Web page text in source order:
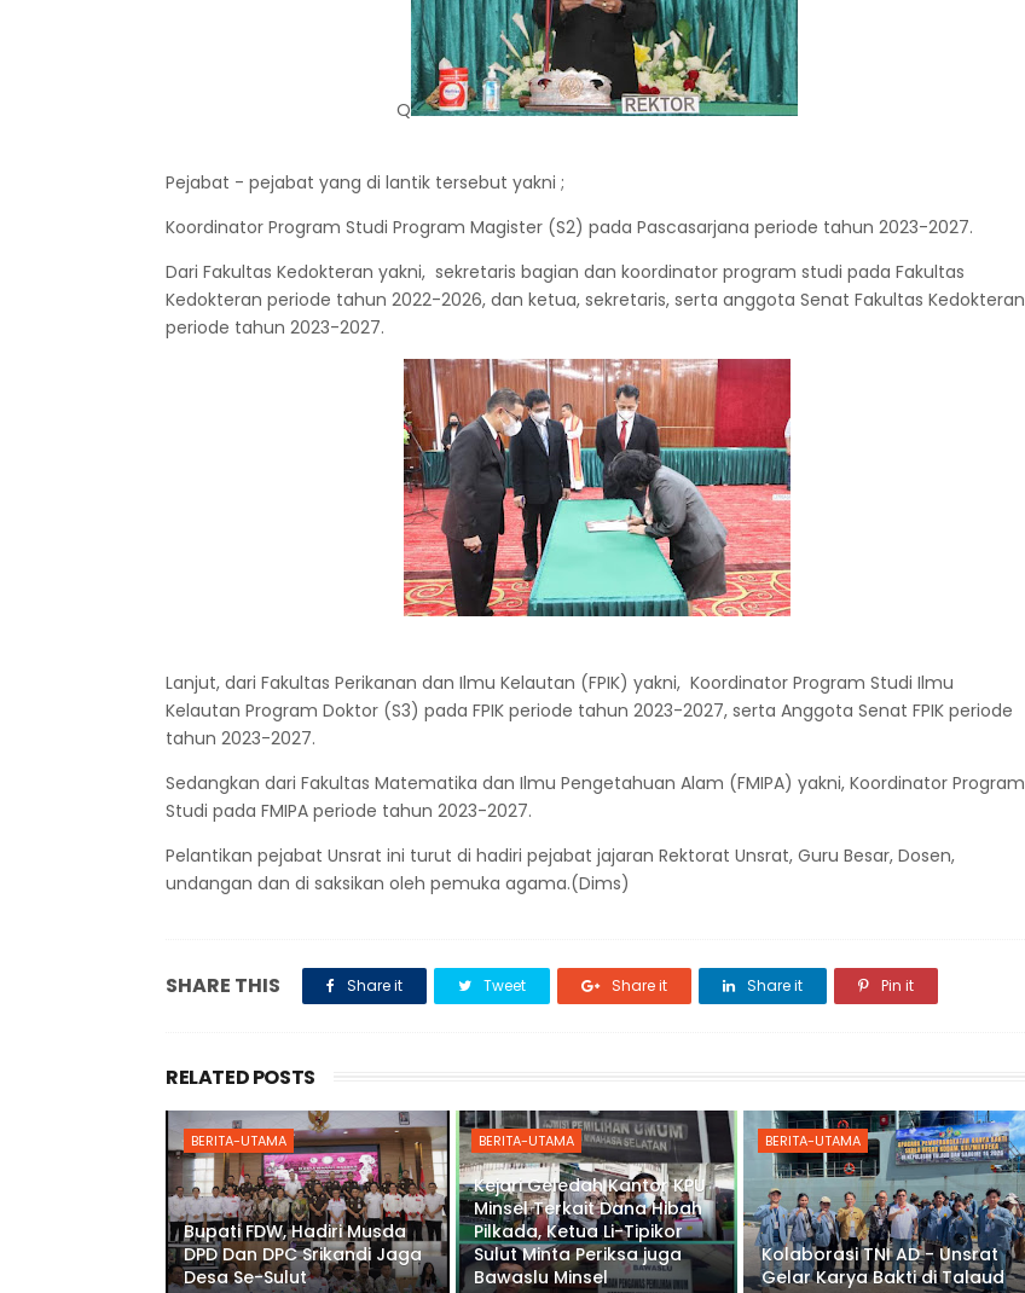
Q
Pejabat - pejabat yang di lantik tersebut yakni ;
Koordinator Program Studi Program Magister (S2) pada Pascasarjana periode tahun 2023-2027.
Dari Fakultas Kedokteran yakni, sekretaris bagian dan koordinator program studi pada Fakultas
Kedokteran periode tahun 2022-2026, dan ketua, sekretaris, serta anggota Senat Fakultas Kedokteran
periode tahun 2023-2027.
Lanjut, dari Fakultas Perikanan dan Ilmu Kelautan (FPIK) yakni, Koordinator Program Studi Ilmu
Kelautan Program Doktor (S3) pada FPIK periode tahun 2023-2027, serta Anggota Senat FPIK periode
tahun 2023-2027.
Sedangkan dari Fakultas Matematika dan Ilmu Pengetahuan Alam (FMIPA) yakni, Koordinator Program
Studi pada FMIPA periode tahun 2023-2027.
Pelantikan pejabat Unsrat ini turut di hadiri pejabat jajaran Rektorat Unsrat, Guru Besar, Dosen,
undangan dan di saksikan oleh pemuka agama.(Dims)
SHARE THIS Share it Tweet Share it Share it Pin it
RELATED POSTS
BERITA-UTAMA
Bupati FDW, Hadiri Musda
DPD Dan DPC Srikandi Jaga
Desa Se-Sulut
BERITA-UTAMA
Kejari Geledah Kantor KPU
Minsel Terkait Dana Hibah
Pilkada, Ketua Li-Tipikor
Sulut Minta Periksa juga
Bawaslu Minsel
BERITA-UTAMA
Kolaborasi TNI AD - Unsrat
Gelar Karya Bakti di Talaud